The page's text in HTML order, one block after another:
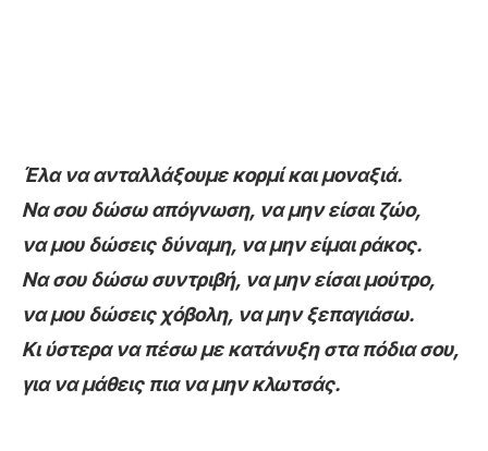
Έλα να ανταλλάξουμε κορμί και μοναξιά.
Να σου δώσω απόγνωση, να μην είσαι ζώο,
να μου δώσεις δύναμη, να μην είμαι ράκος.
Να σου δώσω συντριβή, να μην είσαι μούτρο,
να μου δώσεις χόβολη, να μην ξεπαγιάσω.
Κι ύστερα να πέσω με κατάνυξη στα πόδια σου,
για να μάθεις πια να μην κλωτσάς.